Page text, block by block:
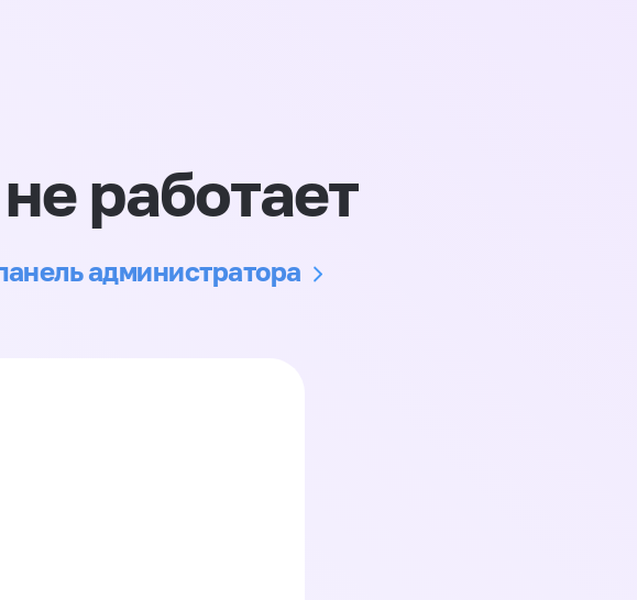
работает
администратора